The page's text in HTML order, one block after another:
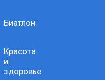
Биатлон
Красота
и
здоровье